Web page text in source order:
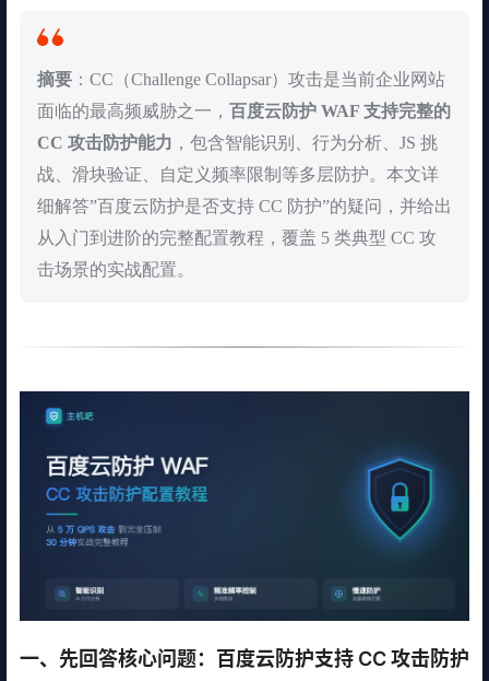
摘要 ：CC（Challenge Collapsar）攻击是当前企业网站
面临的最高频威胁之一， 百度云防护 WAF 支持完整的
CC 攻击防护能力 ，包含智能识别、行为分析、JS 挑
战、滑块验证、自定义频率限制等多层防护。本文详
细解答”百度云防护是否支持 CC 防护”的疑问，并给出
从入门到进阶的完整配置教程，覆盖 5 类典型 CC 攻
击场景的实战配置。
一、先回答核心问题：百度云防护支持 CC 攻击防护